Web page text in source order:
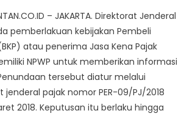
– JAKARTA. Direktorat Jenderal
pemberlakuan kebijakan Pembeli
atau penerima Jasa Kena Pajak
NPWP untuk memberikan informasi
tersebut diatur melalui
pajak nomor PER-09/PJ/2018
2018. Keputusan itu berlaku hingga